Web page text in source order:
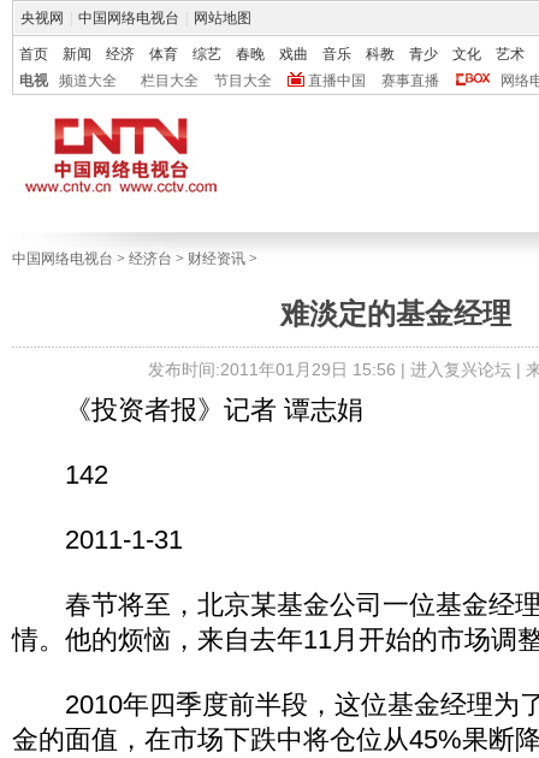
央视网 中国网络电视台 网站地图
首页 新闻 经济 体育 综艺 春晚 戏曲 音乐 科教 青少 文化
艺术
电视
频道大全 栏目大全 节目大全 直播中国 赛事直播 网络
中国网络电视台 > 经济台 > 财经资讯 >
难淡定的基金经理
发布时间:2011年01月29日 15:56 | 进入复兴论坛|
《投资者报》记者 谭志娟
142
2011-1-31
春节将至，北京某基金公司一位基金经
情。他的烦恼，来自去年11月开始的市场调
2010年四季度前半段，这位基金经理为
金的面值，在市场下跌中将仓位从45%果断